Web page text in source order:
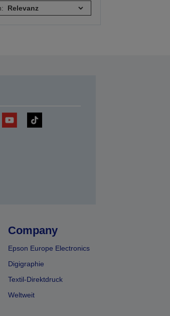
Company
Epson Europe Electronics
Digigraphie
Textil-Direktdruck
Weltweit